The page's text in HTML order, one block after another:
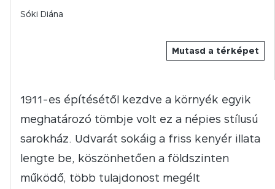
Mutasd a térképet
Sóki Diána
1911-es építésétől kezdve a környék egyik
meghatározó tömbje volt ez a népies stílusú
sarokház. Udvarát sokáig a friss kenyér illata
lengte be, köszönhetően a földszinten
működő, több tulajdonost megélt